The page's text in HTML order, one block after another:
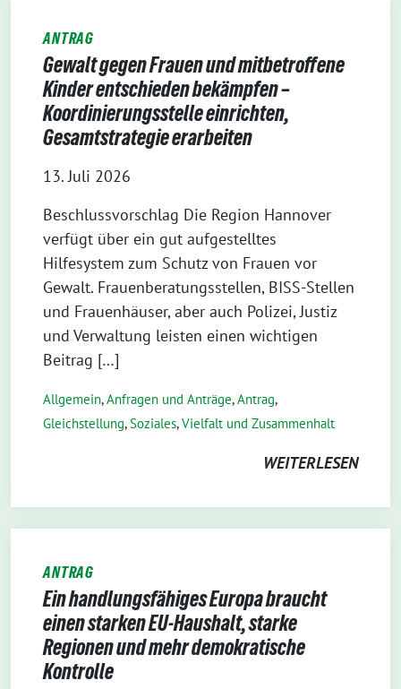
ANTRAG
Gewalt gegen Frauen und mitbetroffene
Kinder entschieden bekämpfen –
Koordinierungsstelle einrichten,
Gesamtstrategie erarbeiten
13. Juli 2026
Beschlussvorschlag Die Region Hannover
verfügt über ein gut aufgestelltes
Hilfesystem zum Schutz von Frauen vor
Gewalt. Frauenberatungsstellen, BISS-Stellen
und Frauenhäuser, aber auch Polizei, Justiz
und Verwaltung leisten einen wichtigen
Beitrag […]
Allgemein,Anfragen und Anträge,Antrag,
Gleichstellung,Soziales,Vielfalt und Zusammenhalt
WEITERLESEN
ANTRAG
Ein handlungsfähiges Europa braucht
einen starken EU-Haushalt, starke
Regionen und mehr demokratische
Kontrolle